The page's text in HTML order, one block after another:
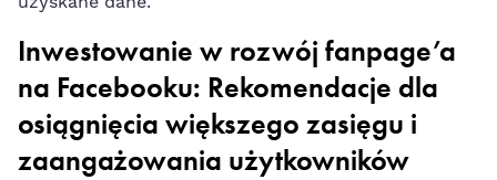
Inwestowanie w rozwój fanpage’a
na Facebooku:⁢ Rekomendacje dla
osiągnięcia większego zasięgu i
zaangażowania użytkowników